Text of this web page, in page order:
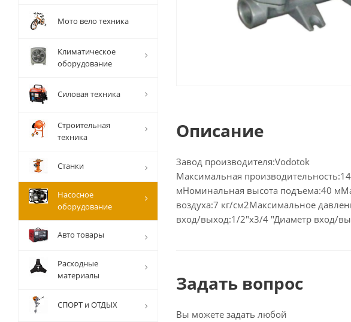
Описание
Завод производителя:Vodotok
Максимальная
мНоминальная высота подъема:40
воздуха:7 кг/см2Максимальное
вход/выход:1/2"х3/4 "Диаметр вход/
Задать вопрос
Вы можете задать любой
Мото вело техника
Климатическое
оборудование
Силовая техника
Строительная
техника
Станки
Насосное
оборудование
Авто товары
Расходные
материалы
СПОРТ и ОТДЫХ